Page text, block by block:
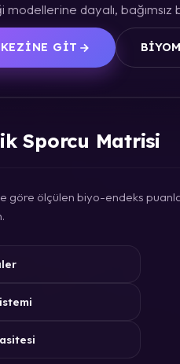
modellerine dayalı,
GIT
Sporcu Matrisi
göre ölçülen biyo-endeks